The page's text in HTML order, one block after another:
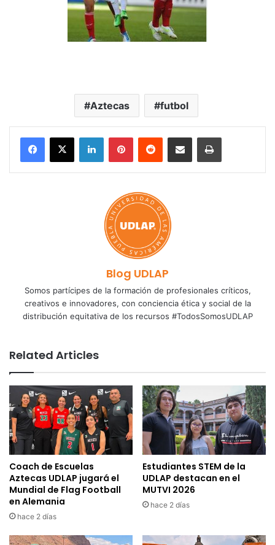
Aztecas futbol
LinkedInPinterestReddit Share via Email Print
Blog UDLAP
Somos partícipes de la formación de profesionales críticos,
creativos e innovadores, con conciencia ética y social de la
distribución equitativa de los recursos #TodosSomosUDLAP
Related Articles
Coach de Escuelas
Aztecas UDLAP jugará el
Mundial de Flag Football
en Alemania
hace 2 días
Estudiantes STEM de la
UDLAP destacan en el
MUTVI 2026
hace 2 días